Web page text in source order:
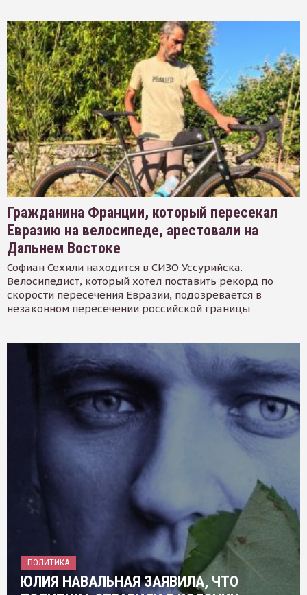
Гражданина Франции, который пересекал
Евразию на велосипеде, арестовали на
Дальнем Востоке
Софиан Сехили находится в СИЗО Уссурийска.
Велосипедист, который хотел поставить рекорд по
скорости пересечения Евразии, подозревается в
незаконном пересечении российской границы
ПОЛИТИКА
ЮЛИЯ НАВАЛЬНАЯ ЗАЯВИЛА, ЧТО